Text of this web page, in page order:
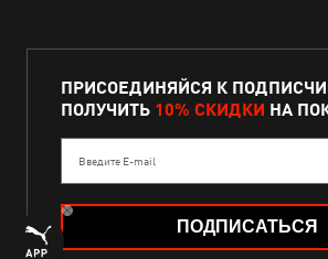
ПРИСОЕДИНЯЙСЯ К
ПОЛУЧИТЬ 10% СКИДКИ НА
Введите E-mail
ПОДПИСАТЬСЯ